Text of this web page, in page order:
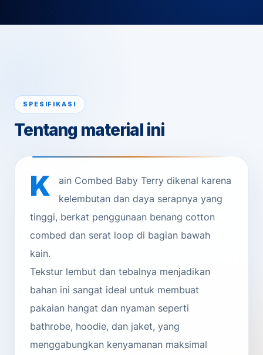
SPESIFIKASI
Tentang material ini
K
ain Combed Baby Terry dikenal karena
kelembutan dan daya serapnya yang
tinggi, berkat penggunaan benang cotton
combed dan serat loop di bagian bawah
kain.
Tekstur lembut dan tebalnya menjadikan
bahan ini sangat ideal untuk membuat
pakaian hangat dan nyaman seperti
bathrobe, hoodie, dan jaket, yang
menggabungkan kenyamanan maksimal